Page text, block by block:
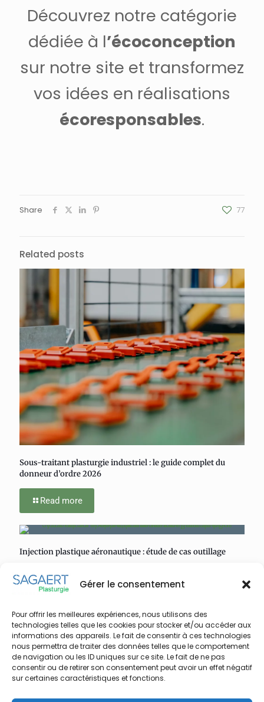
Gérer le consentement
Pour offrir les meilleures expériences, nous utilisons des
technologies telles que les cookies pour stocker et/ou accéder aux
informations des appareils. Le fait de consentir à ces technologies
nous permettra de traiter des données telles que le comportement
de navigation ou les ID uniques sur ce site. Le fait de ne pas
consentir ou de retirer son consentement peut avoir un effet négatif
sur certaines caractéristiques et fonctions.
Découvrez notre catégorie
dédiée à l’écoconception
sur notre site et transformez
vos idées en réalisations
écoresponsables.
Share 77
Related posts
Sous-traitant plasturgie industriel : le guide complet du
donneur d’ordre 2026
Read more
Injection plastique aéronautique : étude de cas outillage
Read more
Extrusion soufflage plastique : procédé, matériaux et
applications industrielles
Read more